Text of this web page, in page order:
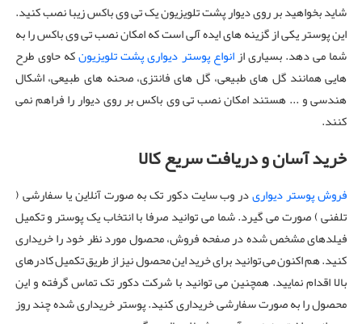
شاید بخواهید بر روی دیوار پشت تلویزیون یک تی وی باکس زیبا نصب کنید.
این پوستر یکی از گزینه های ایده آلی است که امکان نصب تی وی باکس را به
شما می دهد. بسیاری ازانواع پوستر دیواری پشت تلویزیونکه حاوی طرح
هایی همانند گل های طبیعی، گل های فانتزی، صحنه های طبیعی، اشکال
هندسی و ... هستند امکان نصب تی وی باکس بر روی دیوار را فراهم نمی
کنند.
خرید آسان و دریافت سریع کالا
فروش پوستر دیواریدر وب سایت دکور تک به صورت آنلاین یا سفارشی (
تلفنی ) صورت می گیرد. شما می توانید صرفا با انتخاب یک پوستر و تکمیل
فیلدهای مشخص شده در صفحه فروش، محصول مورد نظر خود را خریداری
کنید. هم اکنون می توانید برای خرید این محصول نیز از طریق تکمیل کادرهای
بالا اقدام نمایید. همچنین می توانید با شرکت دکور تک تماس گرفته و این
محصول را به صورت سفارشی خریداری کنید. پوستر خریداری شده چند روز